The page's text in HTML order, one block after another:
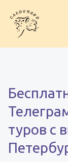
туров с